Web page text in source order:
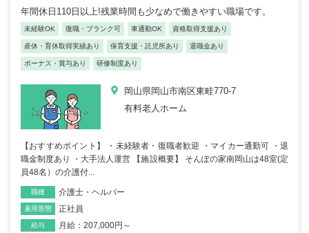
年間休日110日以上!残業時間も少なめで働きやすい職場です。
未経験OK 復職・ブランク可 車通勤OK 資格取得支援あり
産休・育休取得実績あり 保育支援・託児所あり 退職金あり
ボーナス・賞与あり 研修制度あり
岡山県岡山市南区東畦770-7
有料老人ホーム
【おすすめポイント】 ・未経験者・復職者歓迎 ・マイカー通勤可 ・退
職金制度あり ・大手法人運営 【施設概要】 そんぽの家南岡山は48室(定
員48名）の介護付...
職種 介護士・ヘルパー
雇用形態 正社員
給与
月給：207,000円～